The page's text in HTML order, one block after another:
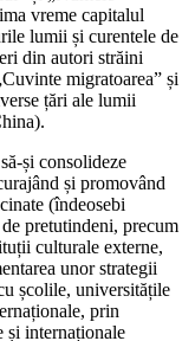
vreme capitalul
lumii și curentele de
din autori străini
migratoarea” și
țări ale lumii
și consolideze
și promovând
(îndeosebi
pretutindeni, precum
culturale externe,
unor strategii
școlile, universitățile
prin
și internaționale